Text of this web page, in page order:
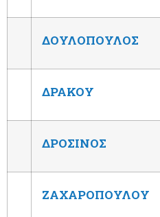
ΔΟΥΛΟΠΟΥΛΟΣ
ΔΡΑΚΟΥ
ΔΡΟΣΙΝΟΣ
ΖΑΧΑΡΟΠΟΥΛΟΥ